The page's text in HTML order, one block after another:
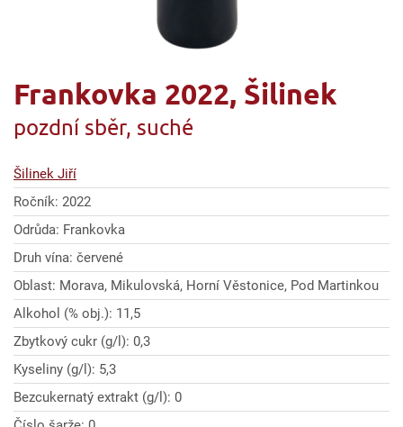
Frankovka 2022, Šilinek
pozdní sběr, suché
Šilinek Jiří
Ročník: 2022
Odrůda: Frankovka
Druh vína: červené
Oblast: Morava, Mikulovská, Horní Věstonice, Pod Martinkou
Alkohol (% obj.): 11,5
Zbytkový cukr (g/l): 0,3
Kyseliny (g/l): 5,3
Bezcukernatý extrakt (g/l): 0